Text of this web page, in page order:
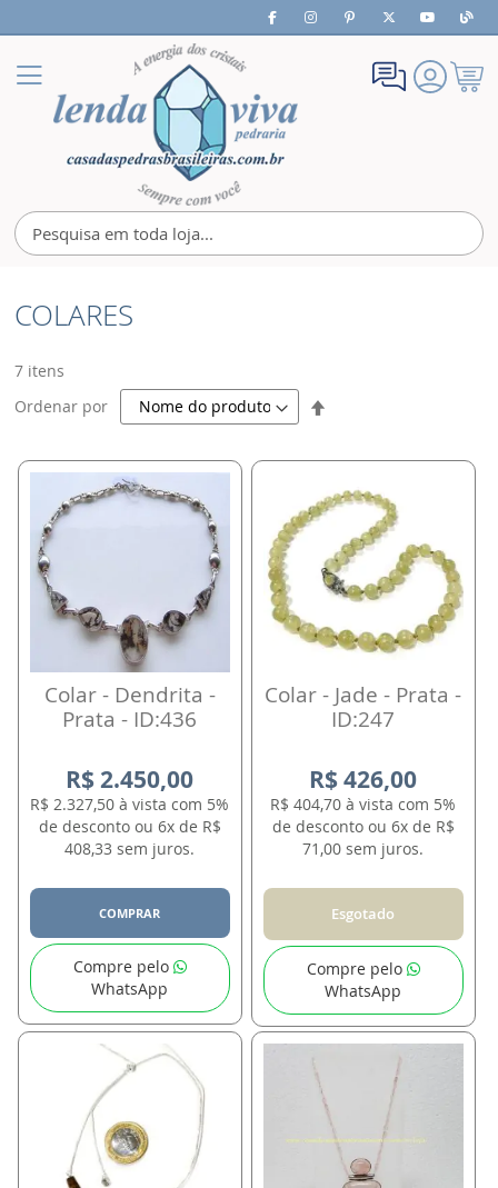
Nav
Meu
COLARES
7 itens
Ordenar por
Colar - Dendrita -
Prata - ID:436
R$ 2.450,00
R$ 2.327,50 à vista com 5%
de desconto ou 6x de R$
408,33 sem juros.
COMPRAR
Compre pelo
WhatsApp
Colar - Jade - Prata -
ID:247
R$ 426,00
R$ 404,70 à vista com 5%
de desconto ou 6x de R$
71,00 sem juros.
Esgotado
Compre pelo
WhatsApp